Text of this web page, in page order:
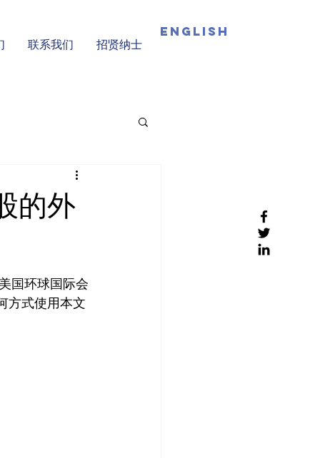
联系我们 招贤纳士
English
的外
国环球国际会
方式使用本文